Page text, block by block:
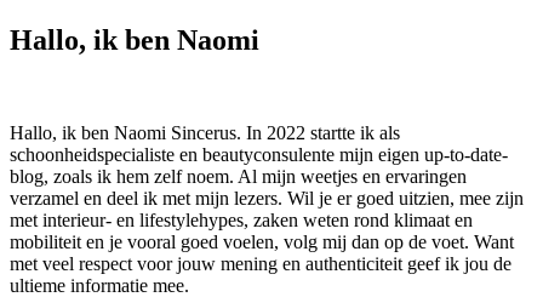
Hallo, ik ben Naomi
Hallo, ik ben Naomi Sincerus. In 2022 startte ik als
schoonheidspecialiste en beautyconsulente mijn eigen up-to-date-
blog, zoals ik hem zelf noem. Al mijn weetjes en ervaringen
verzamel en deel ik met mijn lezers. Wil je er goed uitzien, mee zijn
met interieur- en lifestylehypes, zaken weten rond klimaat en
mobiliteit en je vooral goed voelen, volg mij dan op de voet. Want
met veel respect voor jouw mening en authenticiteit geef ik jou de
ultieme informatie mee.